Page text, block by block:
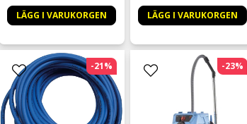
LÄGG I VARUKORGEN LÄGG I VARUKORGEN
-21% -23%